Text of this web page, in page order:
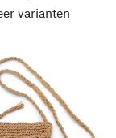
varianten